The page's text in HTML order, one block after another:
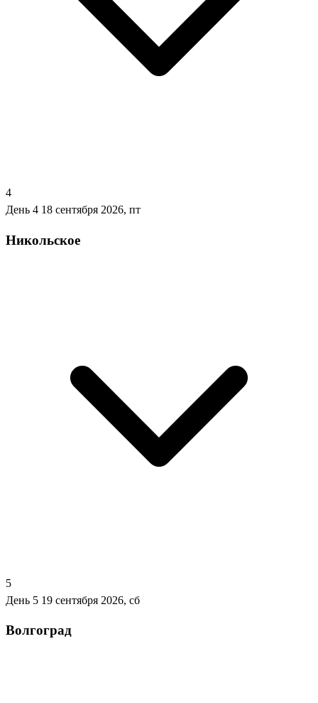
4
День 4 18 сентября 2026, пт
Никольское
5
День 5 19 сентября 2026, сб
Волгоград